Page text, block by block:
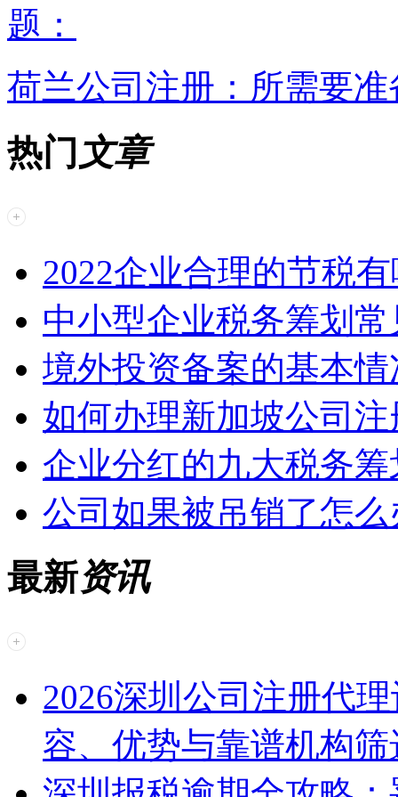
题：
荷兰公司注册：所需要
热门 文章
2022企业合理的节税
中小型企业税务筹划
境外投资备案的基本
如何办理新加坡公司
企业分红的九大税务
公司如果被吊销了怎
最新资讯
2026深圳公司注册代
容、优势与靠谱机构筛